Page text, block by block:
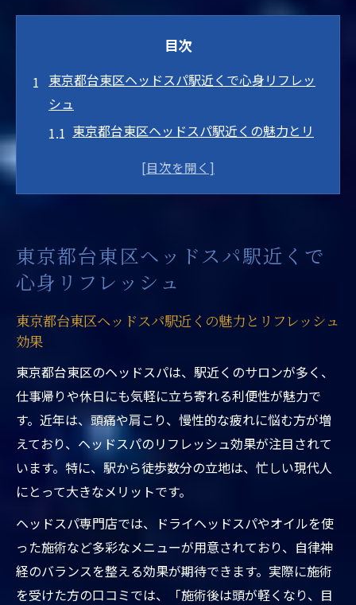
目次
東京都台東区ヘッドスパ駅近くで心身リフレッ
シュ
東京都台東区ヘッドスパ駅近くの魅力とリ
駅近くで感じる東京都台東区ヘッドスパの
術
東京都台東区ヘッドスパ駅近くで心身を癒
ヘッドスパ専門店が台東区で支持される理
ヘッドスパで叶える台東区の快適な毎日
東京都台東区ヘッドスパ駅近くで快適な日
常を実現
台東区の駅近ヘッドスパがもたらす毎日の
変化
リフレッシュ習慣を東京都台東区ヘッドス
パ駅近くで
上野ヘッドスパ専門店で味わう快適生活の
第一歩
東京都台東区ヘッドスパ駅近くで
心身リフレッシュ
東京都台東区ヘッドスパ駅近くの魅力とリフレッシュ
効果
東京都台東区のヘッドスパは、駅近くのサロンが多く、
仕事帰りや休日にも気軽に立ち寄れる利便性が魅力で
す。近年は、頭痛や肩こり、慢性的な疲れに悩む方が増
えており、ヘッドスパのリフレッシュ効果が注目されて
います。特に、駅から徒歩数分の立地は、忙しい現代人
にとって大きなメリットです。
ヘッドスパ専門店では、ドライヘッドスパやオイルを使
った施術など多彩なメニューが用意されており、自律神
経のバランスを整える効果が期待できます。実際に施術
を受けた方の口コミでは、「施術後は頭が軽くなり、目